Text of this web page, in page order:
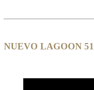
NUEVO LAGOON 51